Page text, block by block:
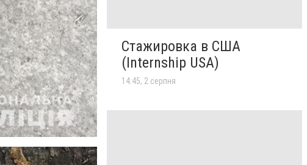
Стажировка в США
(Internship USA)
14:45, 2 серпня